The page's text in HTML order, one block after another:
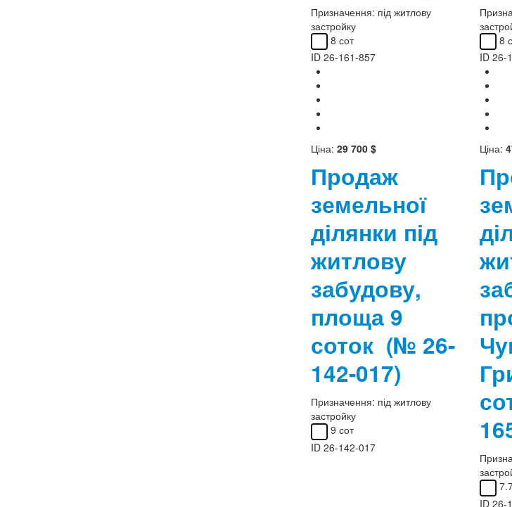
Призначення: під житлову
застройку
8 сот
ID 26-161-857
8
ID 26-
Ціна: 29 700 $
Продаж
земельної
ділянки під
житлову
забудову,
площа 9
соток (№ 26-
142-017)
Призначення: під житлову
застройку
9 сот
ID 26-142-017
Ціна:
ID 26-